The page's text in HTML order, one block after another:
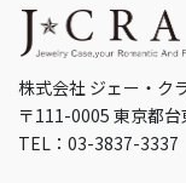
株式会社 ジェー・ク
〒111-0005 東京都
TEL：03-3837-